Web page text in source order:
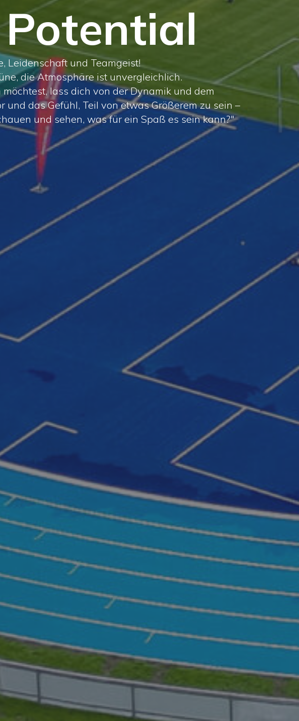
Leidenschaft und Teamgeist!
die Atmosphäre ist unvergleichlich.
lass dich von der Dynamik und dem
das Gefühl, Teil von etwas Größerem zu sein –
und sehen, was für ein Spaß es sein kann?"